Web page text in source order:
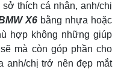
thích cá nhân, anh/chị
X6 bằng nhựa hoặc
hợp không những giúp
mà còn góp phần cho
anh/chị trở nên đẹp mắt